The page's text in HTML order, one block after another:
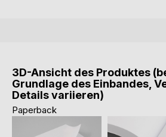
3D-Ansicht des Produktes
Grundlage des Einbandes,
Details variieren)
Paperback